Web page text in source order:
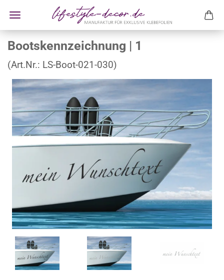
Bootskennzeichnung | 1
(Art.Nr.: LS-Boot-021-030)